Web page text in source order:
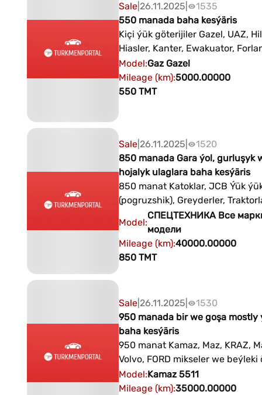
Sale |26.11.2025
1535
550 manada baha kesýäris
Kiçi ýük göterijiler Gazel, UAZ,
Hiasler, Kanter, Ewakuator,
Bongo, FOTON, kiçi ýük göteriji
DongFeng wodowoz, bortowoy
beýlekiler 550 manat Buzly köşk: Aşgabat
+99312212845
Model:Gaz Gazel
Mileage (km):5000.00000
550 TMT
Sale |26.11.2025
1520
850 manada Gara ýol, gurluşyk
hojalyk ulaglara baha kesýäris
850 manat Katoklar, JCB Ýük
(pogruzshik), Greyderler,
elektron Kara, tirkekler (oba
baha kesýäris Buzly köşk: Aşgabat
şäheriniň Aýtakow we Atatürk
çatrygynda ýerleşen Gyşky
Model:
СПЕЦТЕХНИКА Все
модели
Mileage (km):40000.00000
850 TMT
Sale |26.11.2025
1530
950 manada bir we goşa mostly
baha kesýäris
950 manat Kamaz, Maz, KRAZ,
Volvo, FORD mikseler we beýleki
agdarýan, ýük ulaglar, bir we
mostlylar baha kesýäris Buzly köşk:
Model:Kamaz 5511
Mileage (km):35000.00000